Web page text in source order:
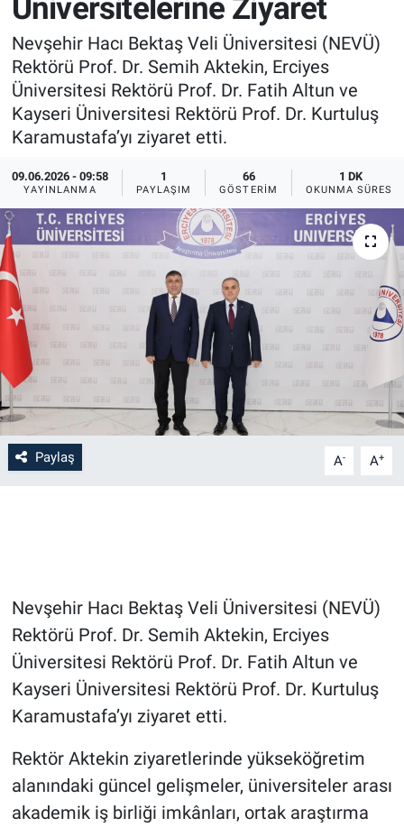
Üniversitelerine Ziyaret
Nevşehir Hacı Bektaş Veli Üniversitesi (NEVÜ)
Rektörü Prof. Dr. Semih Aktekin, Erciyes
Üniversitesi Rektörü Prof. Dr. Fatih Altun ve
Kayseri Üniversitesi Rektörü Prof. Dr. Kurtuluş
Karamustafa’yı ziyaret etti.
09.06.2026 - 09:58
YAYINLANMA
1
PAYLAŞIM
66
GÖSTERIM
1 DK
OKUNMA SÜRESI
Paylaş A- A+
Nevşehir Hacı Bektaş Veli Üniversitesi (NEVÜ)
Rektörü Prof. Dr. Semih Aktekin, Erciyes
Üniversitesi Rektörü Prof. Dr. Fatih Altun ve
Kayseri Üniversitesi Rektörü Prof. Dr. Kurtuluş
Karamustafa’yı ziyaret etti.
Rektör Aktekin ziyaretlerinde yükseköğretim
alanındaki güncel gelişmeler, üniversiteler arası
akademik iş birliği imkânları, ortak araştırma
Sağlık
Yerel
Genel
Asayiş
İlan - Duyuru- Mesaj
Türkiye Gündemi
Sizden Gelenler
Yaşam
Sağlık
Bilim-Tek
Niğde
Aksaray
Kırşehir
Yerel
Genel
İlan - Duyuru- Mesaj
Türkiye Gündemi
Sizden Gelenler